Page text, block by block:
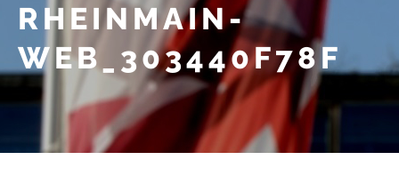
RHEINMAIN-
WEB_303440F78F